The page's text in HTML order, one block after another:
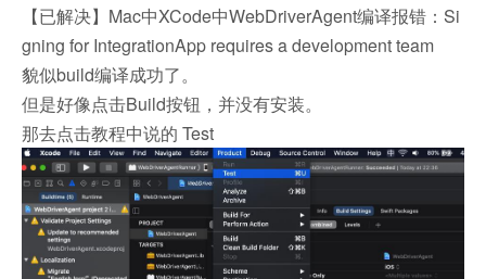
【已解决】Mac中XCode中WebDriverAgent编译报错：Si
gning for IntegrationApp requires a development team
貌似build编译成功了。
但是好像点击Build按钮，并没有安装。
那去点击教程中说的 Test